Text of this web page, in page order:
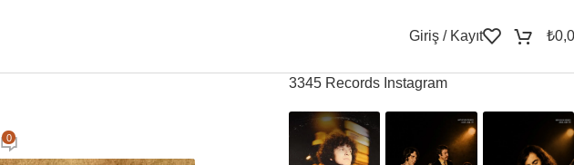
Giriş / Kayıt ₺
0
3345 Records Instagram